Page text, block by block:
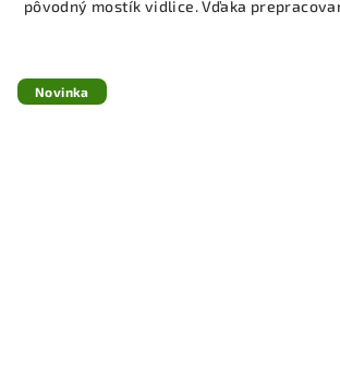
pôvodný mostík vidlice. Vďaka
Novinka